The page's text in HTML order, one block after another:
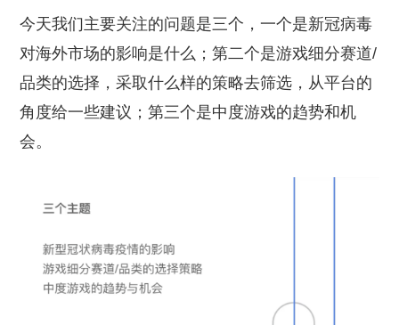
今天我们主要关注的问题是三个，一个是新冠病毒
对海外市场的影响是什么；第二个是游戏细分赛道/
品类的选择，采取什么样的策略去筛选，从平台的
角度给一些建议；第三个是中度游戏的趋势和机
会。